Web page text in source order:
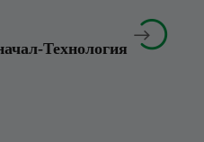
Технология 
